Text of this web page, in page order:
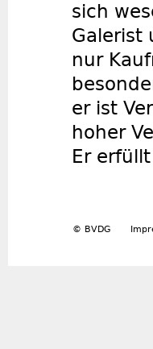
sich
Galerist
nur
er ist
hoher
Er
© BVDG